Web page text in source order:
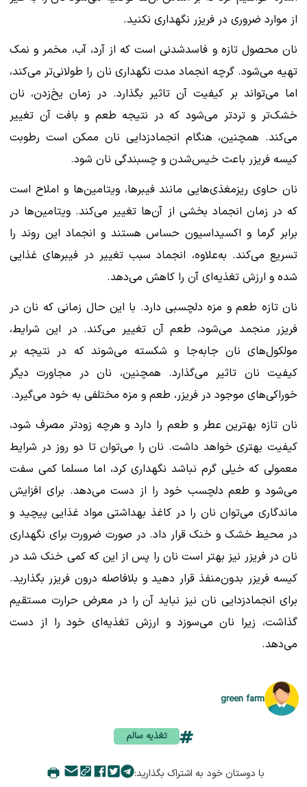
از موارد ضروری در فریزر نگهداری نکنید.
نان محصول تازه و فاسدشدنی است که از آرد، آب، مخمر و نمک
تهیه می‌شود. گرچه انجماد مدت نگهداری نان را طولانی‌تر می‌کند،
اما می‌تواند بر کیفیت آن تاثیر بگذارد. در زمان یخ‌زدن، نان
خشک‌تر و تردتر می‌شود که در نتیجه طعم و بافت آن تغییر
می‌کند. همچنین، هنگام انجمادزدایی نان ممکن است رطوبت
کیسه فریزر باعث خیس‌شدن و چسبندگی نان شود.
نان حاوی ریزمغذی‌هایی مانند فیبرها، ویتامین‌ها و املاح است
که در زمان انجماد بخشی از آن‌ها تغییر می‌کند. ویتامین‌ها در
برابر گرما و اکسیداسیون حساس هستند و انجماد این روند را
تسریع می‌کند. به‌علاوه، انجماد سبب تغییر در فیبرهای غذایی
شده و ارزش تغذیه‌ای آن را کاهش می‌دهد.
نان تازه طعم و مزه دلچسبی دارد. با این حال زمانی که نان در
فریزر منجمد می‌شود، طعم آن تغییر می‌کند. در این شرایط،
مولکول‌های نان جابه‌جا و شکسته می‌شوند که در نتیجه بر
کیفیت نان تاثیر می‌گذارد. همچنین، نان در مجاورت دیگر
خوراکی‌های موجود در فریزر، طعم و مزه مختلفی به خود می‌گیرد.
نان تازه بهترین عطر و طعم را دارد و هرچه زودتر مصرف شود،
کیفیت بهتری خواهد داشت. نان را می‌توان تا دو روز در شرایط
معمولی که خیلی گرم نباشد نگهداری کرد، اما مسلما کمی سفت
می‌شود و طعم دلچسب خود را از دست می‌دهد. برای افزایش
ماندگاری می‌توان نان را در کاغذ بهداشتی مواد غذایی پیچید و
در محیط خشک و خنک قرار داد. در صورت ضرورت برای نگهداری
نان در فریزر نیز بهتر است نان را پس از این که کمی خنک شد در
کیسه فریزر بدون‌منفذ قرار دهید و بلافاصله درون فریزر بگذارید.
برای انجمادزدایی نان نیز نباید آن را در معرض حرارت مستقیم
گذاشت، زیرا نان می‌سوزد و ارزش تغذیه‌ای خود را از دست
می‌دهد.
green farm
تغذیه سالم
با دوستان خود به اشتراک بگذارید: